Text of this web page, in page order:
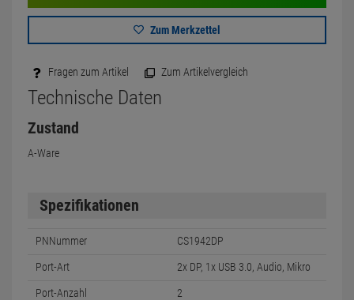
Zum Merkzettel
Fragen zum Artikel Zum Artikelvergleich
Technische Daten
Zustand
A-Ware
Spezifikationen
PNNummer CS1942DP
Port-Art 2x DP, 1x USB 3.0, Audio, Mikro
Port-Anzahl 2